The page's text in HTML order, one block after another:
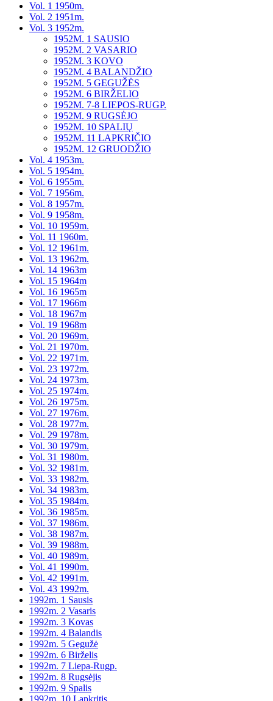
Vol. 1 1950m.
Vol. 2 1951m.
Vol. 3 1952m.
1952M. 1 SAUSIO
1952M. 2 VASARIO
1952M. 3 KOVO
1952M. 4 BALANDŽIO
1952M. 5 GEGUŽĖS
1952M. 6 BIRŽELIO
1952M. 7-8 LIEPOS-RUGP.
1952M. 9 RUGSĖJO
1952M. 10 SPALIŲ
1952M. 11 LAPKRIČIO
1952M. 12 GRUODŽIO
Vol. 4 1953m.
Vol. 5 1954m.
Vol. 6 1955m.
Vol. 7 1956m.
Vol. 8 1957m.
Vol. 9 1958m.
Vol. 10 1959m.
Vol. 11 1960m.
Vol. 12 1961m.
Vol. 13 1962m.
Vol. 14 1963m
Vol. 15 1964m
Vol. 16 1965m
Vol. 17 1966m
Vol. 18 1967m
Vol. 19 1968m
Vol. 20 1969m.
Vol. 21 1970m.
Vol. 22 1971m.
Vol. 23 1972m.
Vol. 24 1973m.
Vol. 25 1974m.
Vol. 26 1975m.
Vol. 27 1976m.
Vol. 28 1977m.
Vol. 29 1978m.
Vol. 30 1979m.
Vol. 31 1980m.
Vol. 32 1981m.
Vol. 33 1982m.
Vol. 34 1983m.
Vol. 35 1984m.
Vol. 36 1985m.
Vol. 37 1986m.
Vol. 38 1987m.
Vol. 39 1988m.
Vol. 40 1989m.
Vol. 41 1990m.
Vol. 42 1991m.
Vol. 43 1992m.
1992m. 1 Sausis
1992m. 2 Vasaris
1992m. 3 Kovas
1992m. 4 Balandis
1992m. 5 Gegužė
1992m. 6 Birželis
1992m. 7 Liepa-Rugp.
1992m. 8 Rugsėjis
1992m. 9 Spalis